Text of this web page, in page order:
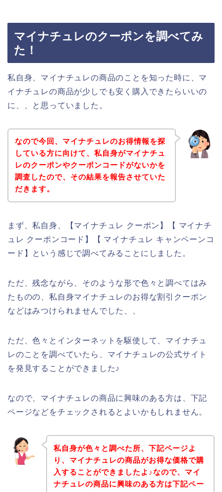
マイナチュレのクーポンを調べてみ
た！
私自身、マイナチュレの商品のことを知った時に、マ
イナチュレの商品が少しでも安く購入できたらいいの
に、、と思っていました。
なので今回、マイナチュレのお得情報を探
している方に向けて、私自身がマイナチュ
レのクーポンやクーポンコードがないかを
調査したので、その結果を報告させていた
だきます。
まず、私自身、【マイナチュレ クーポン】【 マイナチ
ュレ クーポンコード】【 マイナチュレ キャンペーンコ
ード】という感じで調べてみることにしました。
ただ、残念ながら、そのような形で色々と調べてはみ
たものの、私自身マイナチュレのお得な割引クーポン
などはみつけられませんでした、、
ただ、色々とインターネットを駆使して、マイナチュ
レのことを調べていたら、マイナチュレの公式サイト
を発見することができました♪
なので、マイナチュレの商品に興味のある方は、下記
ページなどをチェックされるとよいかもしれません。
私自身が色々と調べた所、下記ページよ
り、マイナチュレの商品がお得な価格で購
入することができましたよ♪なので、マイ
ナチュレの商品に興味のある方は下記ペー